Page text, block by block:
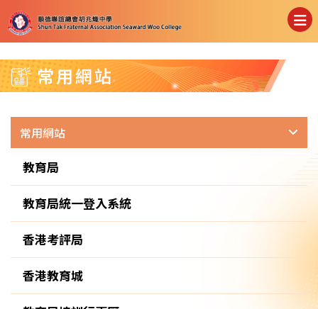
常用網站
常用網站
教育局
教育局統一登入系統
香港考評局
香港教育城